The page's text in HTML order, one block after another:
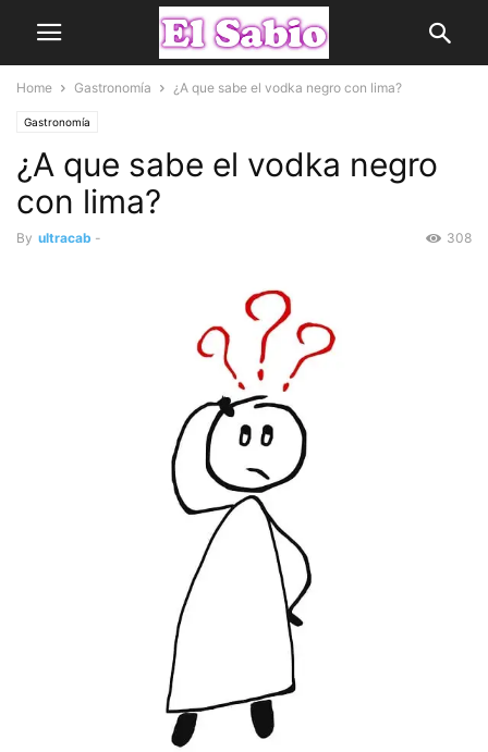
Home Gastronomía ¿A que sabe el vodka negro con lima?
Gastronomía
¿A que sabe el vodka negro
con lima?
By ultracab - 308